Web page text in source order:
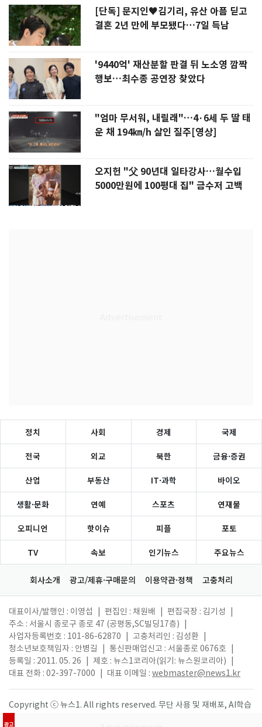
[단독] 문지인♥김기리, 유산 아픔 딛고
결혼 2년 만에 부모됐다…7일 득남
'9440억' 재산분할 판결 뒤 노소영 깜짝
행보…최수종 공연장 찾았다
"엄마 무서워, 내릴래"…4·6세 두 딸 태
운 채 194㎞/h 살인 질주[영상]
오지헌 "父 90년대 일타강사…월수입
5000만원에 100평대 집" 금수저 고백
광고
정치 사회 경제 국제
전국 외교 북한 금융·증권
산업 부동산 IT·과학 바이오
생활·문화 연예 스포츠 연재물
오피니언 핫이슈 피플 포토
TV 속보 인기뉴스 주요뉴스
회사소개 광고/제휴·구매문의 이용약관·정책 고충처리
대표이사/발행인 : 이영섭 편집인 : 채원배 편집국장 : 김기성
주소 : 서울시 종로구 종로 47 (공평동,SC빌딩17층)
사업자등록번호 : 101-86-62870
고충처리인 : 김성환
청소년보호책임자 : 안병길
통신판매업신고 : 서울종로 0676호
등록일 : 2011. 05. 26
제호 : 뉴스1코리아(읽기: 뉴스원코리아)
대표 전화 : 02-397-7000
대표 이메일 : webmaster@news1.kr
Copyright ⓒ 뉴스1. All rights reserved. 무단 사용 및 재배포, AI학습